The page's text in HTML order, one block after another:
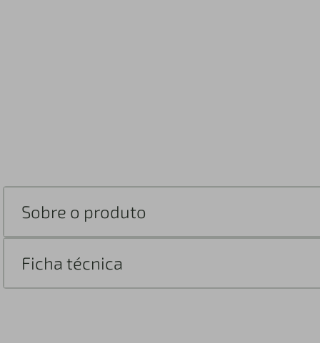
Sobre o produto
Ficha técnica